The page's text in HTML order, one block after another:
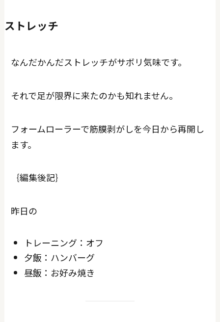
ストレッチ
なんだかんだストレッチがサボリ気味です。
それで足が限界に来たのかも知れません。
フォームローラーで筋膜剥がしを今日から再開し
ます。
｛編集後記｝
昨日の
トレーニング：オフ
夕飯：ハンバーグ
昼飯：お好み焼き